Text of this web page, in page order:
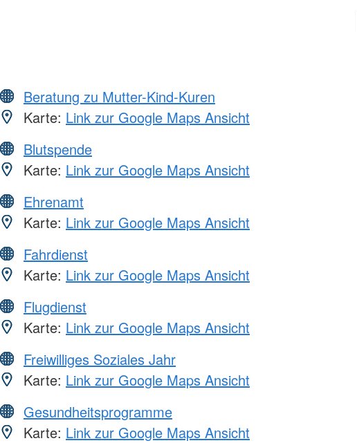
Beratung zu Mutter-Kind-Kuren
Karte: Link zur Google Maps Ansicht
Blutspende
Karte: Link zur Google Maps Ansicht
Ehrenamt
Karte: Link zur Google Maps Ansicht
Fahrdienst
Karte: Link zur Google Maps Ansicht
Flugdienst
Karte: Link zur Google Maps Ansicht
Freiwilliges Soziales Jahr
Karte: Link zur Google Maps Ansicht
Gesundheitsprogramme
Karte: Link zur Google Maps Ansicht